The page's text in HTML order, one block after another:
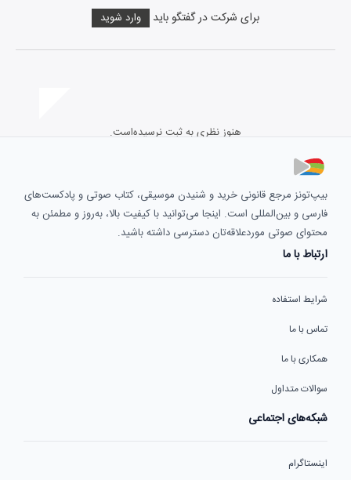
برای شرکت در گفتگو باید وارد شوید
هنوز نظری به ثبت نرسیده‌است.
بیپ‌تونز مرجع قانونی خرید و شنیدن موسیقی، کتاب صوتی و پادکست‌های
فارسی و بین‌المللی است. اینجا می‌توانید با کیفیت بالا، به‌روز و مطمئن به
محتوای صوتی موردعلاقه‌تان دسترسی داشته باشید.
ارتباط با ما
شرایط استفاده
تماس با ما
همکاری با ما
سوالات متداول
شبکه‌های اجتماعی
اینستاگرام